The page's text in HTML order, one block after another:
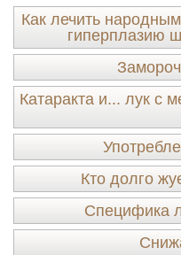
Как лечить
гиперплазию
Катаракта и... лук с
Кто долго
Специфика